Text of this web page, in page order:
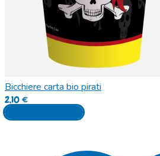
Bicchiere carta bio pirati
2,10€
Aggiungi al carrello